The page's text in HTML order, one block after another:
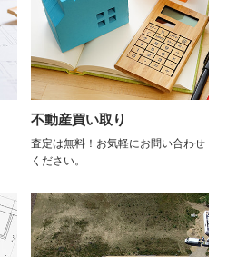
不動産買い取り
査定は無料！お気軽にお問い合わせ
ください。